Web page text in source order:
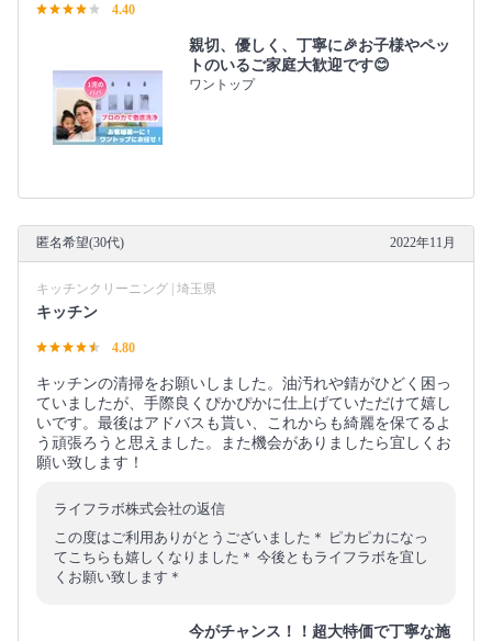
4.40
親切、優しく、丁寧に🎉お子様やペッ
トのいるご家庭大歓迎です😊
ワントップ
匿名希望(30代) 2022年11月
キッチンクリーニング | 埼玉県
キッチン
4.80
キッチンの清掃をお願いしました。油汚れや錆がひどく困っ
ていましたが、手際良くぴかぴかに仕上げていただけて嬉し
いです。最後はアドバスも貰い、これからも綺麗を保てるよ
う頑張ろうと思えました。また機会がありましたら宜しくお
願い致します！
ライフラボ株式会社の返信
この度はご利用ありがとうございました＊ ピカピカになっ
てこちらも嬉しくなりました＊ 今後ともライフラボを宜し
くお願い致します＊
今がチャンス！！超大特価で丁寧な施